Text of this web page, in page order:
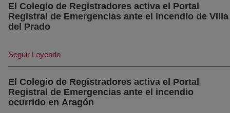
El Colegio de Registradores activa el Portal
Registral de Emergencias ante el incendio de Villa
del Prado(abre en nueva ventana)
Seguir Leyendo
El Colegio de Registradores activa el Portal
Registral de Emergencias ante el incendio
ocurrido en Aragón